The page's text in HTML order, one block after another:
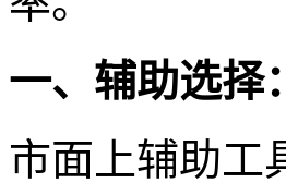
一、辅助选择
市面上辅助工